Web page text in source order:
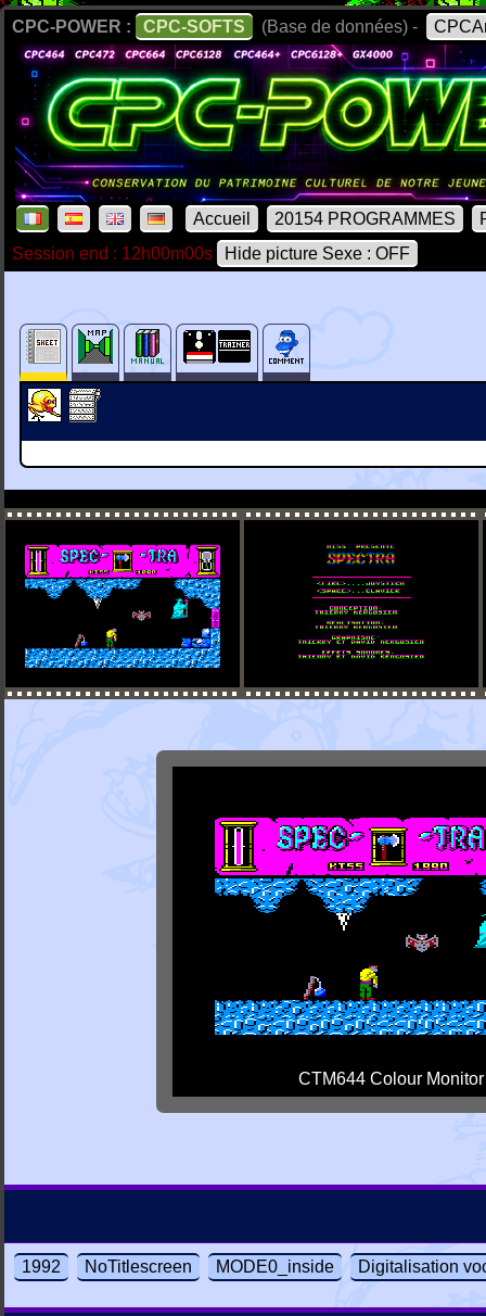
CPC-POWER : CPC-SOFTS (Base de données) -
Accueil 20154 PROGRAMMES
Session end : 12h00m00s
Hide picture Sexe : OFF
CTM644 Colour Monitor
1992 NoTitlescreen MODE0_inside Digitalisation